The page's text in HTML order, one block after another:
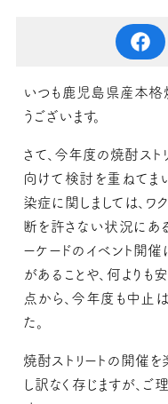
いつも鹿児島県産本格
うございます。
さて、今年度の焼酎スト
向けて検討を重ねてま
染症に関しましては、ワ
断を許さない状況にあ
ーケードのイベント開
があることや、何より
点から、今年度も中止
た。
焼酎ストリートの開催
し訳なく存じますが、ご